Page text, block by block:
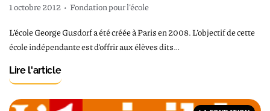
1 octobre 2012 • Fondation pour l'école
L’école George Gusdorf a été créée à Paris en 2008. L’objectif de cette
école indépendante est d’offrir aux élèves dits…
Lire l'article